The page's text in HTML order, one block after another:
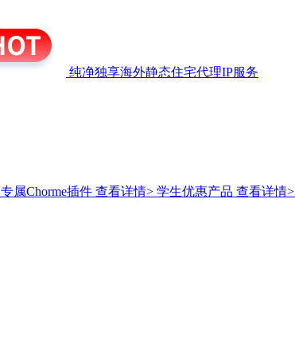
纯净独享海外静态住宅代理IP服务
专属Chorme插件 查看详情> 学生优惠产品 查看详情>